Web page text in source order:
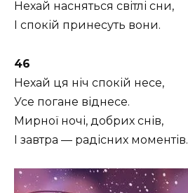
Нехай насняться світлі сни,
І спокій принесуть вони.
46
Нехай ця ніч спокій несе,
Усе погане віднесе.
Мирної ночі, добрих снів,
І завтра — радісних моментів.